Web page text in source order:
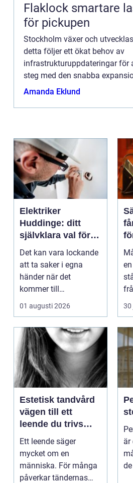
Flaklock smartare lastutrymme
för pickupen
Stockholm växer och
detta följer ett ökat behov av
infrastrukturuppdateringar för
steg med den snabba
spelar en avgörande roll i
Amanda Eklund
Elektriker
Huddinge: ditt
självklara val för
säker elinstallation
Det kan vara lockande
att ta saker i egna
händer när det
kommer till
hemförbättr...
01 augusti 2026 30
Estetisk tandvård
vägen till ett
leende du trivs
med
Ett leende säger
mycket om en
människa. För många
påverkar tändernas
är